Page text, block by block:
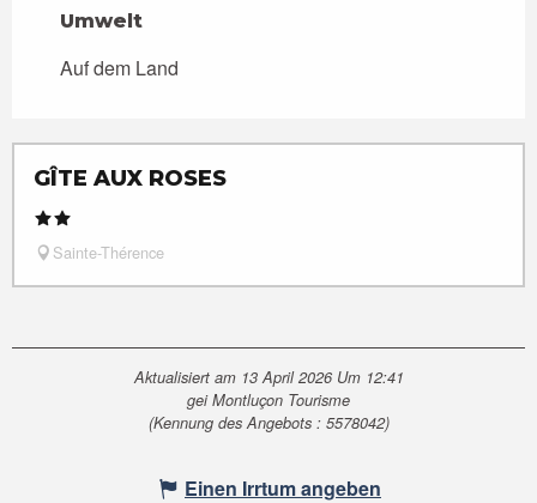
Umwelt
Umwelt
Auf dem Land
GÎTE AUX ROSES
Sainte-Thérence
Aktualisiert am 13 April 2026 Um 12:41
gei Montluçon Tourisme
(Kennung des Angebots : 5578042)
Einen Irrtum angeben